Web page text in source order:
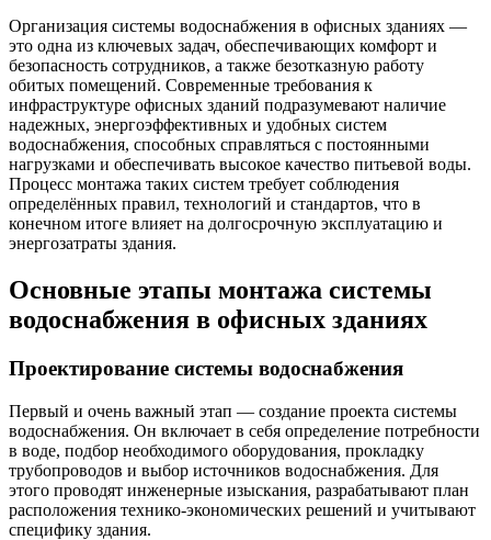
Организация системы водоснабжения в офисных зданиях —
это одна из ключевых задач, обеспечивающих комфорт и
безопасность сотрудников, а также безотказную работу
обитых помещений. Современные требования к
инфраструктуре офисных зданий подразумевают наличие
надежных, энергоэффективных и удобных систем
водоснабжения, способных справляться с постоянными
нагрузками и обеспечивать высокое качество питьевой воды.
Процесс монтажа таких систем требует соблюдения
определённых правил, технологий и стандартов, что в
конечном итоге влияет на долгосрочную эксплуатацию и
энергозатраты здания.
Основные этапы монтажа системы
водоснабжения в офисных зданиях
Проектирование системы водоснабжения
Первый и очень важный этап — создание проекта системы
водоснабжения. Он включает в себя определение потребности
в воде, подбор необходимого оборудования, прокладку
трубопроводов и выбор источников водоснабжения. Для
этого проводят инженерные изыскания, разрабатывают план
расположения технико-экономических решений и учитывают
специфику здания.